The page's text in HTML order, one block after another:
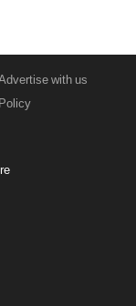
with us